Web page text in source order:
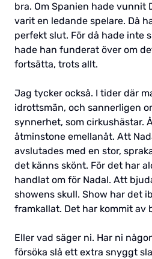
bra. Om Spanien hade vunnit
varit en ledande spelare. Då
perfekt slut. För då hade inte
hade han funderat över om
fortsätta, trots allt.
Jag tycker också. I tider där
idrottsmän, och sannerligen
synnerhet, som cirkushästar.
åtminstone emellanåt. Att
avslutades med en stor,
det känns skönt. För det har
handlat om för Nadal. Att
showens skull. Show har det
framkallat. Det har kommit av
Eller vad säger ni. Har ni
försöka slå ett extra snyggt